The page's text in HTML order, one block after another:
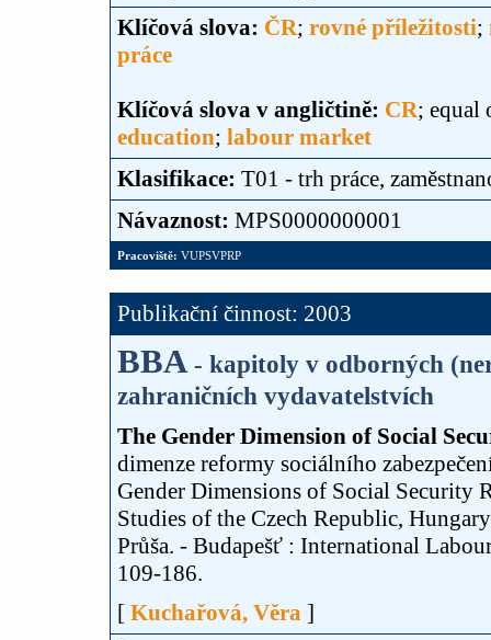
Klíčová slova: ČR; rovné příležitosti;
práce
Klíčová slova v angličtině: CR; equal
education; labour market
Klasifikace: T01 - trh práce,
Návaznost: MPS0000000001
Pracoviště: VUPSVPRP
Publikační činnost: 2003
BBA - kapitoly v odborných
zahraničních vydavatelstvích
The Gender Dimension of Social
dimenze reformy sociálního
Gender Dimensions of Social Security
Studies of the Czech Republic,
Průša. - Budapešť : International
109-186.
[ Kuchařová, Věra ]